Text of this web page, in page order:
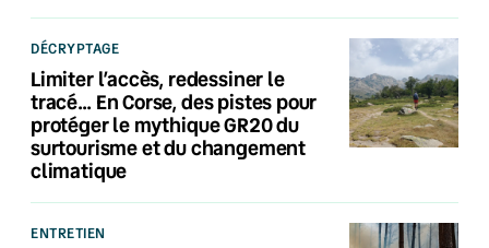
DÉCRYPTAGE
Limiter l’accès, redessiner le
tracé… En Corse, des pistes pour
protéger le mythique GR20 du
surtourisme et du changement
climatique
ENTRETIEN